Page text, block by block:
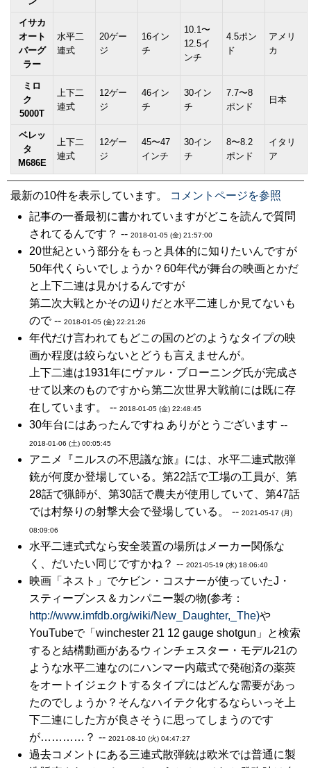
イサカ
オート
バーグ
ラー
水平二
連式
20ゲー
ジ
16イン
チ
10.1〜
12.5イ
ンチ
4.5ポン
ド
アメリ
カ
ミロ
ク
5000T
上下二
連式
12ゲー
ジ
46イン
チ
30イン
チ
7.7〜8
ポンド
日本
ベレッ
タ
M686E
上下二
連式
12ゲー
ジ
45〜47
インチ
30イン
チ
8〜8.2
ポンド
イタリ
ア
最新の10件を表示しています。
コメントページを参照
記事の一番最初に書かれていますがどこを読んで質問
されてるんです？ -- 2018-01-05 (金) 21:57:00
20世紀という部分をもっと具体的に知りたいんですが
50年代くらいでしょうか？60年代が舞台の映画とかだ
と上下二連は見かけるんですが
第二次大戦とかその辺りだと水平二連しか見てないも
ので -- 2018-01-05 (金) 22:21:26
年代だけ言われてもどこの国のどのようなタイプの映
画か程度は絞らないとどうも言えませんが。
上下二連は1931年にヴァル・ブローニング氏が完成さ
せて以来のものですから第二次世界大戦前には既に存
在しています。 -- 2018-01-05 (金) 22:48:45
30年台にはあったんですね ありがとうございます --
2018-01-06 (土) 00:05:45
アニメ『ニルスの不思議な旅』には、水平二連式散弾
銃が何度か登場している。第22話で工場の工員が、第
28話で猟師が、第30話で農夫が使用していて、第47話
では村祭りの射撃大会で登場している。 -- 2021-05-17 (月)
08:09:06
水平二連式式なら安全装置の場所はメーカー関係な
く、だいたい同じですかね？ -- 2021-05-19 (水) 18:06:40
映画「ネスト」でケビン・コスナーが使っていたJ・
スティーブンス＆カンパニー製の物(参考：
http://www.imfdb.org/wiki/New_Daughter,_The)や
YouTubeで「winchester 21 12 gauge shotgun」と検索
すると結構動画があるウィンチェスター・モデル21の
ような水平二連なのにハンマー内蔵式で発砲済の薬莢
をオートイジェクトするタイプにはどんな需要があっ
たのでしょうか？そんなハイテク化するならいっそ上
下二連にした方が良さそうに思ってしまうのです
が…………？ -- 2021-08-10 (火) 04:47:27
過去コメントにある三連式散弾銃は欧米では普通に製